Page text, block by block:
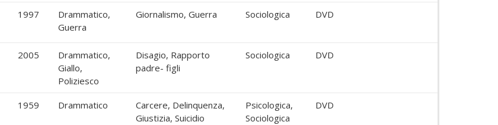
1997
Drammatico,
Guerra
Giornalismo, Guerra Sociologica DVD
2005
Drammatico,
Giallo,
Poliziesco
Disagio, Rapporto
padre- figli
Sociologica DVD
1959 Drammatico
Carcere, Delinquenza,
Giustizia, Suicidio
Psicologica,
Sociologica
DVD